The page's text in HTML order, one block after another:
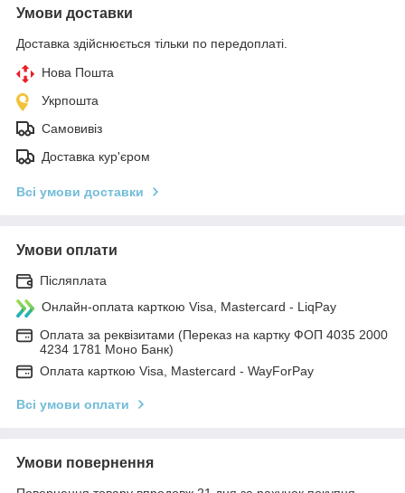
Умови доставки
Доставка здійснюється тільки по передоплаті.
Нова Пошта
Укрпошта
Самовивіз
Доставка кур'єром
Всі умови доставки
Умови оплати
Післяплата
Онлайн-оплата карткою Visa, Mastercard - LiqPay
Оплата за реквізитами (Переказ на картку ФОП 4035 2000
4234 1781 Моно Банк)
Оплата карткою Visa, Mastercard - WayForPay
Всі умови оплати
Умови повернення